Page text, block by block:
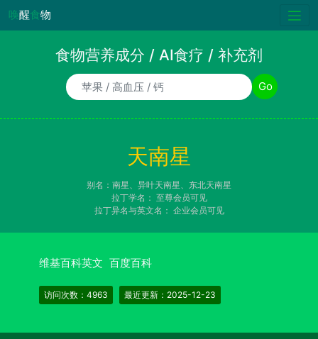
唤醒食物
食物营养成分 / AI食疗 / 补充剂
食物/AI食疗诉求/补充剂名称 Go
天南星
别名：南星、异叶天南星、东北天南星
拉丁学名： 至尊会员可见
拉丁异名与英文名： 企业会员可见
维基百科英文 百度百科
访问次数：4963 最近更新：2025-12-23